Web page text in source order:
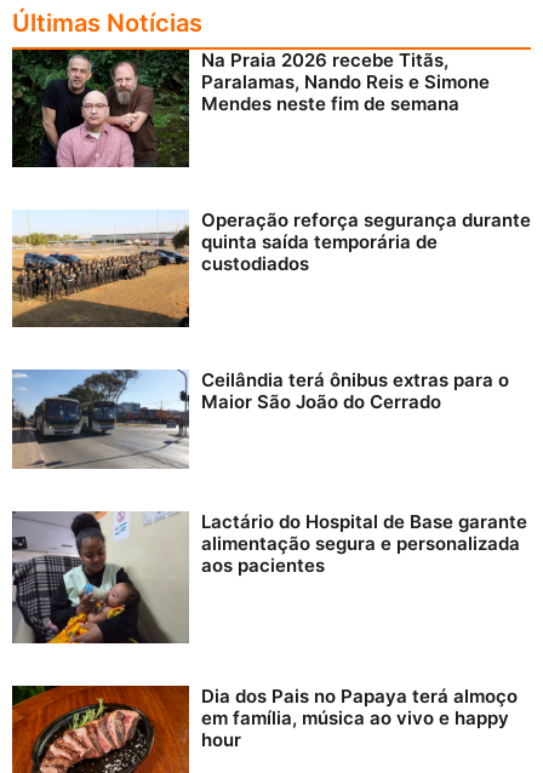
Últimas Notícias
Na Praia 2026 recebe Titãs,
Paralamas, Nando Reis e Simone
Mendes neste fim de semana
Operação reforça segurança durante
quinta saída temporária de
custodiados
Ceilândia terá ônibus extras para o
Maior São João do Cerrado
Lactário do Hospital de Base garante
alimentação segura e personalizada
aos pacientes
Dia dos Pais no Papaya terá almoço
em família, música ao vivo e happy
hour